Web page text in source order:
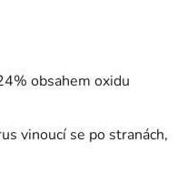
obsahem oxidu
vinoucí se po stranách,